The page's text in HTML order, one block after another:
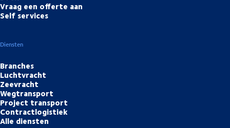
Vraag een offerte aan
Self services
Diensten
Branches
Luchtvracht
Zeevracht
Wegtransport
Project transport
Contractlogistiek
Alle diensten